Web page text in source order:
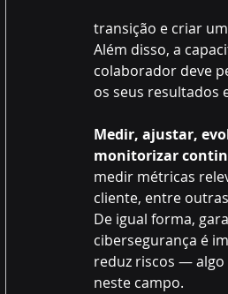
transição e criar
Além disso, a
colaborador deve
os seus resultados
Medir, ajustar,
monitorizar
medir métricas
cliente, entre
De igual forma,
cibersegurança é
reduz riscos — algo
neste campo.